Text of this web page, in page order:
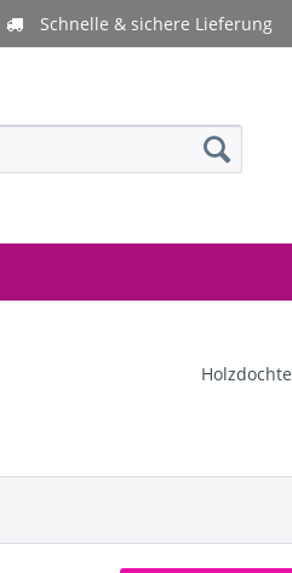
Schnelle & sichere Lieferung
Holzdochte